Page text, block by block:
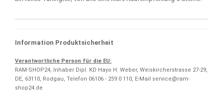
Information Produktsicherheit
Verantwortliche Person für die EU:
RAM-SHOP24, Inhaber Dipl. KD Hayo H. Weber, Weiskircherstrasse 27-29,
DE, 63110, Rodgau, Telefon 06106 - 259 0 110, E-Mail service@ram-
shop24.de